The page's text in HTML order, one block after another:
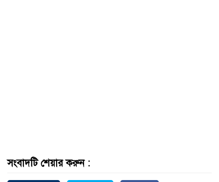
সংবাদটি শেয়ার করুন :